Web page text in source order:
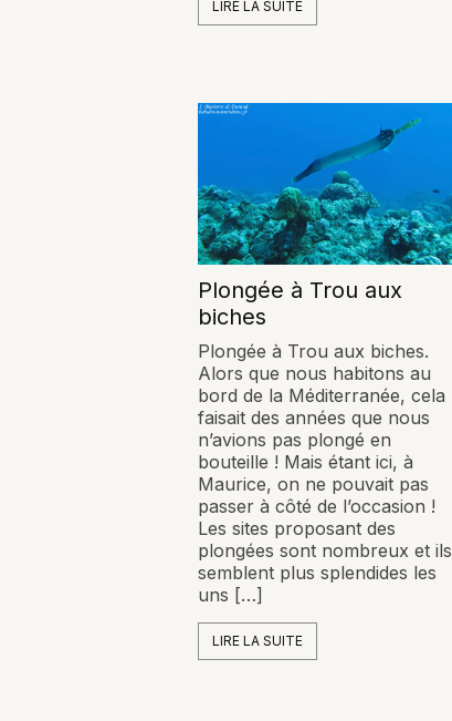
LIRE LA SUITE
Plongée à Trou aux
biches
Plongée à Trou aux biches.
Alors que nous habitons au
bord de la Méditerranée, cela
faisait des années que nous
n’avions pas plongé en
bouteille ! Mais étant ici, à
Maurice, on ne pouvait pas
passer à côté de l’occasion !
Les sites proposant des
plongées sont nombreux et ils
semblent plus splendides les
uns […]
LIRE LA SUITE